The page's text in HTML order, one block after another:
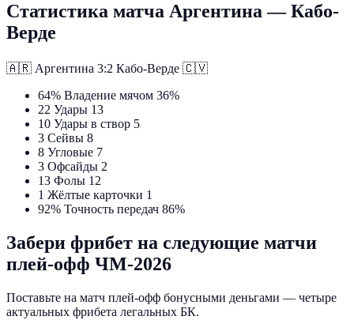
Статистика матча Аргентина — Кабо-
Верде
🇦🇷 Аргентина 3:2 Кабо-Верде 🇨🇻
64% Владение мячом 36%
22 Удары 13
10 Удары в створ 5
3 Сейвы 8
8 Угловые 7
3 Офсайды 2
13 Фолы 12
1 Жёлтые карточки 1
92% Точность передач 86%
Забери фрибет на следующие матчи
плей-офф ЧМ-2026
Поставьте на матч плей-офф бонусными деньгами — четыре
актуальных фрибета легальных БК.